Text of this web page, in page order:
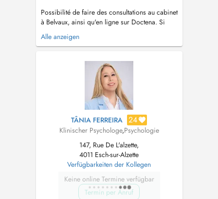
Possibilité de faire des consultations au cabinet
à Belvaux, ainsi qu'en ligne sur Doctena. Si
vous vous rendez au cabinet, il y a des places
gratuites dans la rue en utilisant le disque bleu.
des diagnostiques ainsi qu'un
accompagnement personnalisé ...
Alle anzeigen
TÂNIA FERREIRA 24
Klinischer Psychologe,Psychologie
147, Rue De L'alzette,
4011 Esch-sur-Alzette
Verfügbarkeiten der Kollegen
Keine online Termine verfügbar
Termin per Anruf